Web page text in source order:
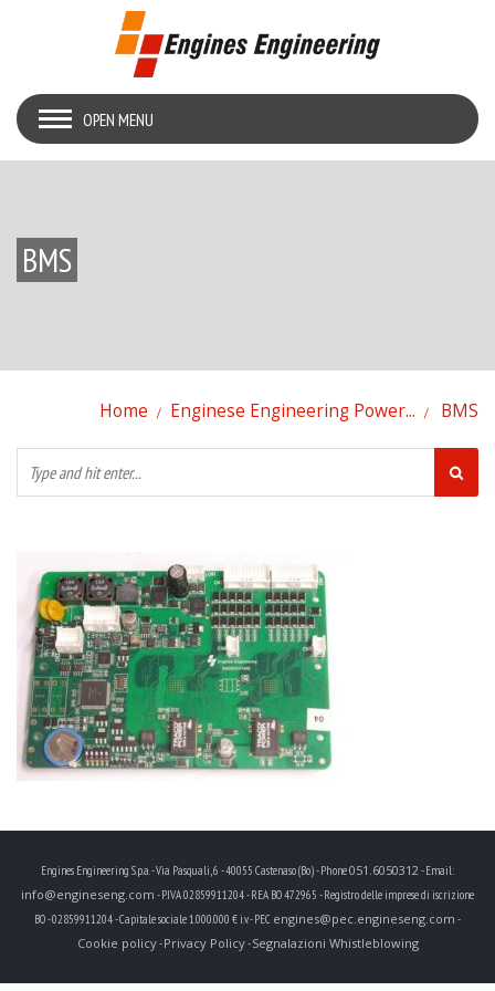
OPEN MENU
BMS
Home Enginese Engineering Power... BMS
Engines Engineering S.p.a. - Via Pasquali, 6 - 40055 Castenaso (Bo) - Phone051.6050312- Email:
info@engineseng.com - P.IVA 02859911204 - REA BO 472965 - Registro delle imprese di iscrizione
BO - 02859911204 - Capitale sociale 1.000.000 € i.v. - PEC engines@pec.engineseng.com -
Cookie policy-Privacy Policy-Segnalazioni Whistleblowing